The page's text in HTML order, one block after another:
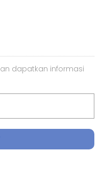
dapatkan informasi